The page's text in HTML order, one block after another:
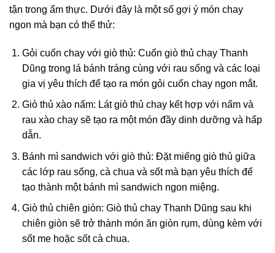
tận trong ẩm thực. Dưới đây là một số gợi ý món chay
ngon mà bạn có thể thử:
Gỏi cuốn chay với giò thủ: Cuốn giò thủ chay Thanh
Dũng trong lá bánh tráng cùng với rau sống và các loại
gia vị yêu thích để tạo ra món gỏi cuốn chay ngon mắt.
Giò thủ xào nấm: Lát giò thủ chay kết hợp với nấm và
rau xào chay sẽ tạo ra một món đầy dinh dưỡng và hấp
dẫn.
Bánh mì sandwich với giò thủ: Đặt miếng giò thủ giữa
các lớp rau sống, cà chua và sốt mà bạn yêu thích để
tạo thành một bánh mì sandwich ngon miệng.
Giò thủ chiên giòn: Giò thủ chay Thanh Dũng sau khi
chiên giòn sẽ trở thành món ăn giòn rụm, dùng kèm với
sốt me hoặc sốt cà chua.